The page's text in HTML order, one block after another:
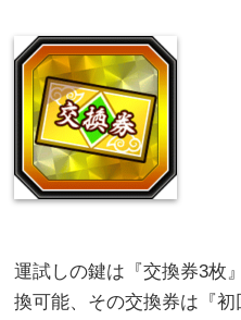
運試しの鍵は『交換券3枚
換可能、その交換券は『